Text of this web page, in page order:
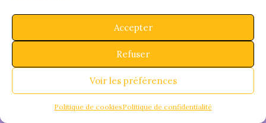
Accepter
Refuser
Voir les préférences
Politique de cookiesPolitique de confidentialité